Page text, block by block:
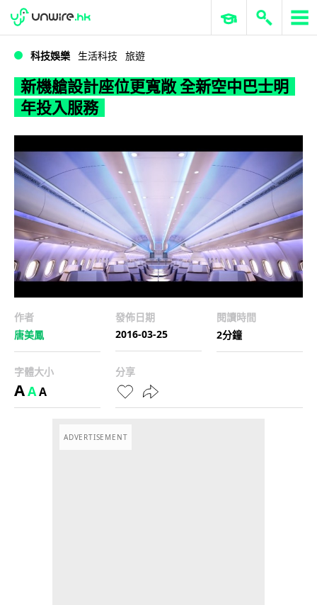
WWDC 2026 ERP 與商業 AI
科技娛樂 生活科技 旅遊
新機艙設計座位更寬敞 全新空中巴士明
年投入服務
作者
唐美鳳
發佈日期
2016-03-25
閱讀時間
2分鐘
字體大小
AAA
分享
ADVERTISEMENT